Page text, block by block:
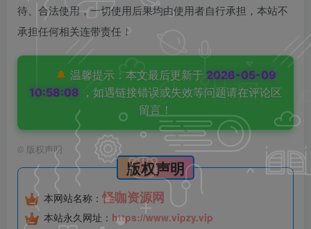
待、合法使用，一切使用后果均由使用者自行承担，本站不
承担任何相关连带责任！
🔔 温馨提示：本文最后更新于 2026-05-09
10:58:08 ，如遇链接错误或失效等问题请在评论区
留言！
© 版权声明
版权声明
本网站名称：怪咖资源网
本站永久网址： https://www.vipzy.vip